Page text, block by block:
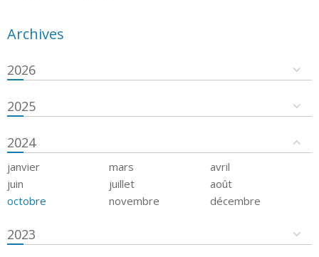
Archives
2026
2025
2024
janvier mars
avril
juin
juillet
août
octobre
novembre décembre
2023